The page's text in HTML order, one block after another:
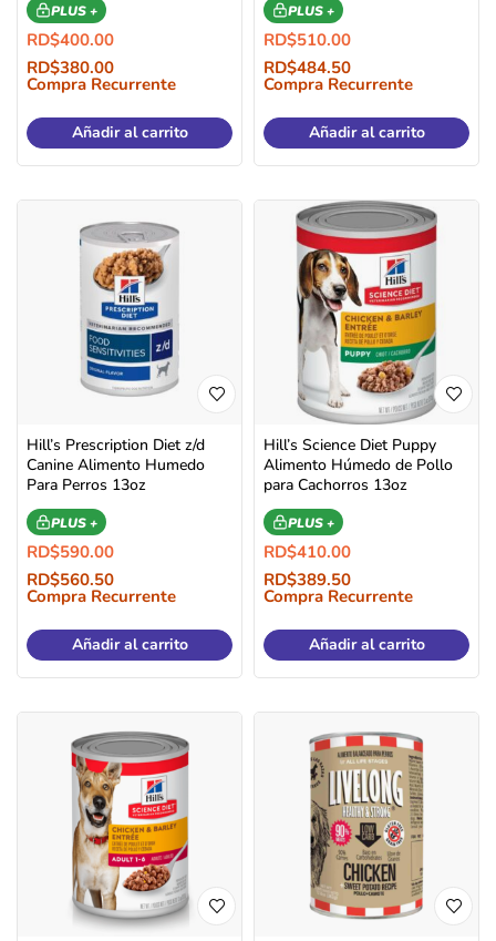
PLUS +
RD$400.00
RD$380.00
Compra Recurrente
Añadir al carrito
PLUS +
RD$510.00
RD$484.50
Compra Recurrente
Añadir al carrito
Hill’s Prescription Diet z/d
Canine Alimento Humedo
Para Perros 13oz
PLUS +
RD$590.00
RD$560.50
Compra Recurrente
Añadir al carrito
Hill’s Science Diet Puppy
Alimento Húmedo de Pollo
para Cachorros 13oz
PLUS +
RD$410.00
RD$389.50
Compra Recurrente
Añadir al carrito